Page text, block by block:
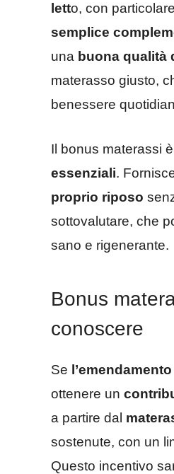
letto, con
semplice
una buona qualità
materasso giusto,
benessere
Il bonus materassi
essenziali.
proprio riposo
sottovalutare, che
sano e rigenerante.
Bonus
conoscere
Se l’emendamento
ottenere un
a partire dal
sostenute, con un
Questo incentivo